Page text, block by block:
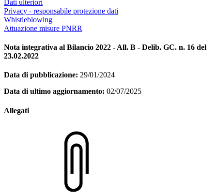
Dati ulteriori
Privacy - responsabile protezione dati
Whistleblowing
Attuazione misure PNRR
Nota integrativa al Bilancio 2022 - All. B - Delib. GC. n. 16 del
23.02.2022
Data di pubblicazione: 29/01/2024
Data di ultimo aggiornamento: 02/07/2025
Allegati